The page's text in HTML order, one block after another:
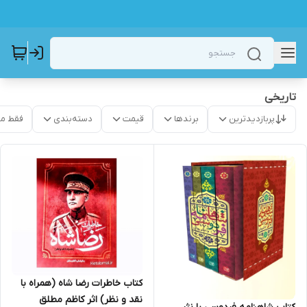
تاریخی
پربازدیدترین برندها قیمت دسته‌بندی فقط
کتاب خاطرات رضا شاه (همراه با
نقد و نظر) اثر کاظم مطلق